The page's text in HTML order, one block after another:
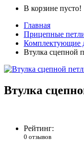
В корзине пусто!
Главная
Прицепные
Комплектующие
Втулка сцепной
Втулка
Рейтинг:
0 отзывов